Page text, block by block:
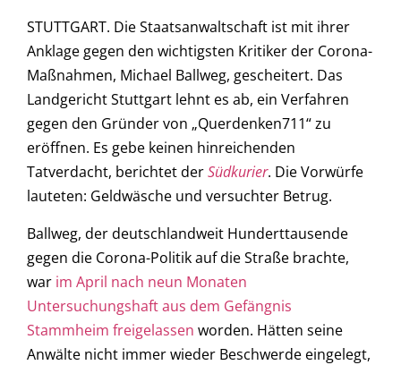
STUTTGART. Die Staatsanwaltschaft ist mit ihrer
Anklage gegen den wichtigsten Kritiker der Corona-
Maßnahmen, Michael Ballweg, gescheitert. Das
Landgericht Stuttgart lehnt es ab, ein Verfahren
gegen den Gründer von „Querdenken711“ zu
eröffnen. Es gebe keinen hinreichenden
Tatverdacht, berichtet derSüdkurier. Die Vorwürfe
lauteten: Geldwäsche und versuchter Betrug.
Ballweg, der deutschlandweit Hunderttausende
gegen die Corona-Politik auf die Straße brachte,
war im April nach neun Monaten
Untersuchungshaft aus dem Gefängnis
Stammheim freigelassen worden. Hätten seine
Anwälte nicht immer wieder Beschwerde eingelegt,